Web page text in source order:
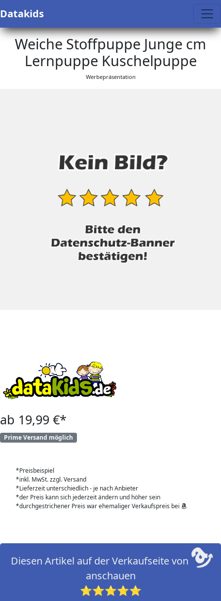
Datakids
Weiche Stoffpuppe Junge cm
Lernpuppe Kuschelpuppe
Werbepräsentation
ab 19,99 €*
Prime Versand möglich
*Preisbeispiel
*inkl. MwSt. zzgl. Versand
*Lieferzeit unterschiedlich - je nach Anbieter
*der Preis kann sich jederzeit ändern und höher sein
*durchgestrichener Preis war ehemaliger Verkaufspreis bei
Diesen Artikel auf der Verkaufseite von
anschauen
⭐⭐⭐⭐⭐